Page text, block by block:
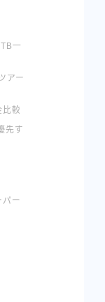
一
アー
比較
先す
ー